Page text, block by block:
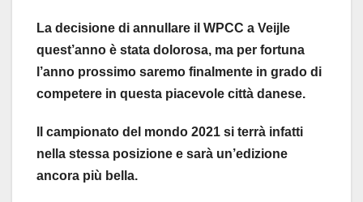
La decisione di annullare il WPCC a Veijle
quest’anno è stata dolorosa, ma per fortuna
l’anno prossimo saremo finalmente in grado di
competere in questa piacevole città danese.
Il campionato del mondo 2021 si terrà infatti
nella stessa posizione e sarà un’edizione
ancora più bella.